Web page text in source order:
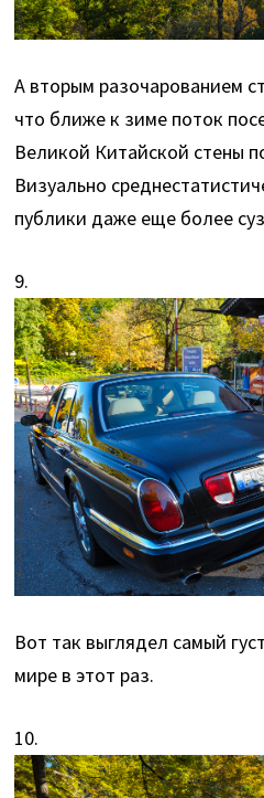
А вторым разочарованием
что ближе к зиме поток
Великой Китайской стены
Визуально
публики даже еще более
9.
Вот так выглядел самый
мире в этот раз.
10.